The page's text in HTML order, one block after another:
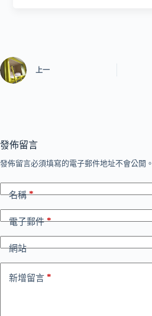
上一
發佈留言
發佈留言必須填寫的電子郵件地址不會公開。
名稱*
電子郵件*
網站
新增留言 *